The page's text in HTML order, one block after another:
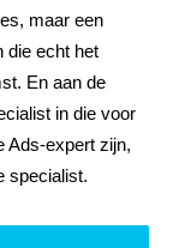
maar een
die echt het
En aan de
in die voor
Ads-expert zijn,
specialist.